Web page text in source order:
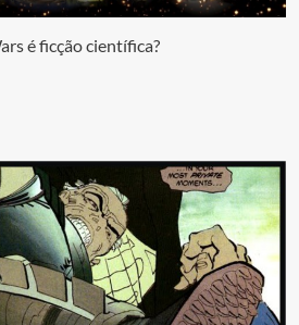
é ficção científica?